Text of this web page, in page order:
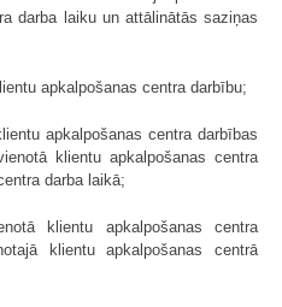
darba laiku un attālinātās saziņas
apkalpošanas centra darbību;
apkalpošanas centra darbības
klientu apkalpošanas centra
darba laikā;
klientu apkalpošanas centra
klientu apkalpošanas centrā